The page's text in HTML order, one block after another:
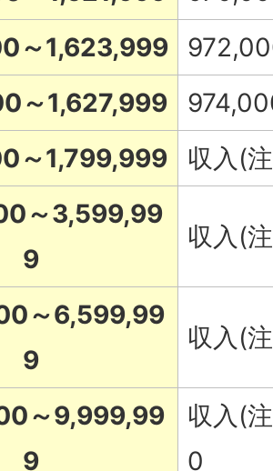
～1,623,999
～1,627,999
～1,799,999
収入(
～3,599,99
9
収入(
～6,599,99
9
収入(
～9,999,99
9
収入(
0